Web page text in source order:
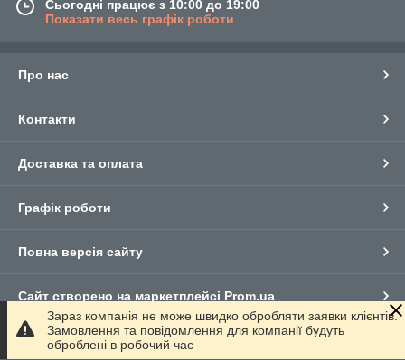
Сьогодні працює з 10:00 до 19:00
Показати весь графік роботи
Про нас
Контакти
Доставка та оплата
Графік роботи
Повна версія сайту
Сайт створено на маркетплейсі Prom.ua
Політика конфіденційності
Зараз компанія не може швидко обробляти заявки клієнтів.
Замовлення та повідомлення для компанії будуть
оброблені в робочий час